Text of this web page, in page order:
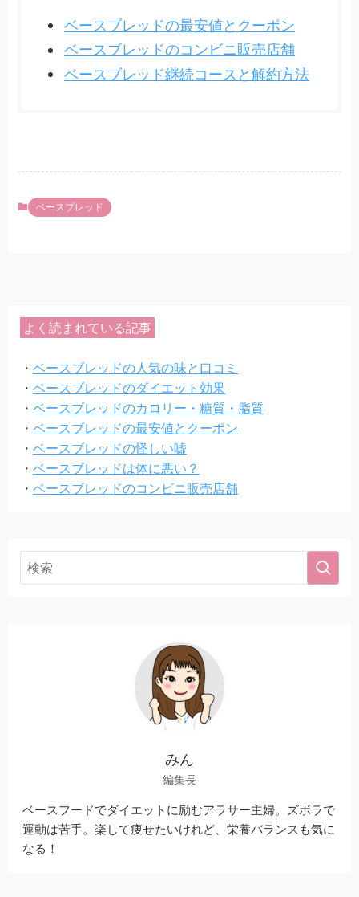
ベースブレッドの最安値とクーポン
ベースブレッドのコンビニ販売店舗
ベースブレッド継続コースと解約方法
ベースブレッド
よく読まれている記事
・ ベースブレッドの人気の味と口コミ
・ ベースブレッドのダイエット効果
・ ベースブレッドのカロリー・糖質・脂質
・ ベースブレッドの最安値とクーポン
・ ベースブレッドの怪しい嘘
・ ベースブレッドは体に悪い？
・ ベースブレッドのコンビニ販売店舗
みん
編集長
ベースフードでダイエットに励むアラサー主婦。ズボラで
運動は苦手。楽して痩せたいけれど、栄養バランスも気に
なる！